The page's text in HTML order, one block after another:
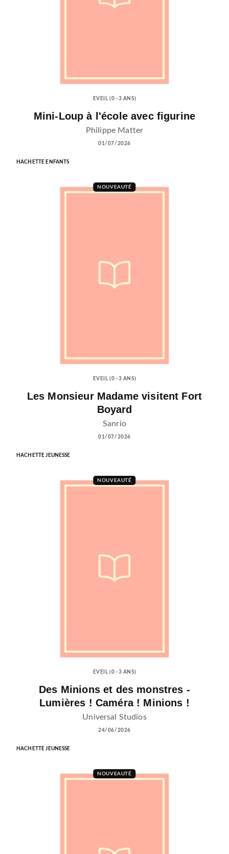
EVEIL (0 -3 ANS)
Mini-Loup à l'école avec figurine
Philippe Matter
01/07/2026
HACHETTE ENFANTS
NOUVEAUTÉ
EVEIL (0 -3 ANS)
Les Monsieur Madame visitent Fort
Boyard
Sanrio
01/07/2026
HACHETTE JEUNESSE
NOUVEAUTÉ
EVEIL (0 -3 ANS)
Des Minions et des monstres -
Lumières ! Caméra ! Minions !
Universal Studios
24/06/2026
HACHETTE JEUNESSE
NOUVEAUTÉ